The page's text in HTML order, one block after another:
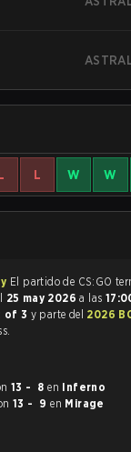
L W W
El partido
25 may 2026a las
of 3 y parte del 2026
1 con 13 - 8 en Inferno
2 con 13 - 9 en Mirage